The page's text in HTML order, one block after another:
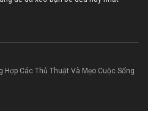
Hợp Các Thủ Thuật Và Mẹo Cuộc Sống